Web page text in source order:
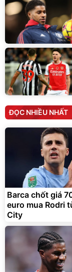
ĐỌC NHIỀU NHẤT
Barca chốt giá
euro mua Rodri
City